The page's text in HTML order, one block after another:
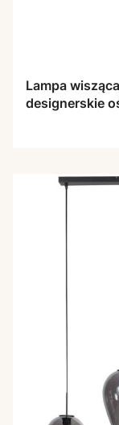
Lampa
designerskie